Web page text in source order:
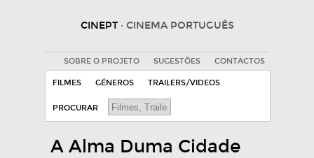
CINEPT · CINEMA PORTUGUÊS
SOBRE O PROJETO SUGESTÕES CONTACTOS
FILMES GÉNEROS TRAILERS/VIDEOS
PROCURAR
A Alma Duma Cidade